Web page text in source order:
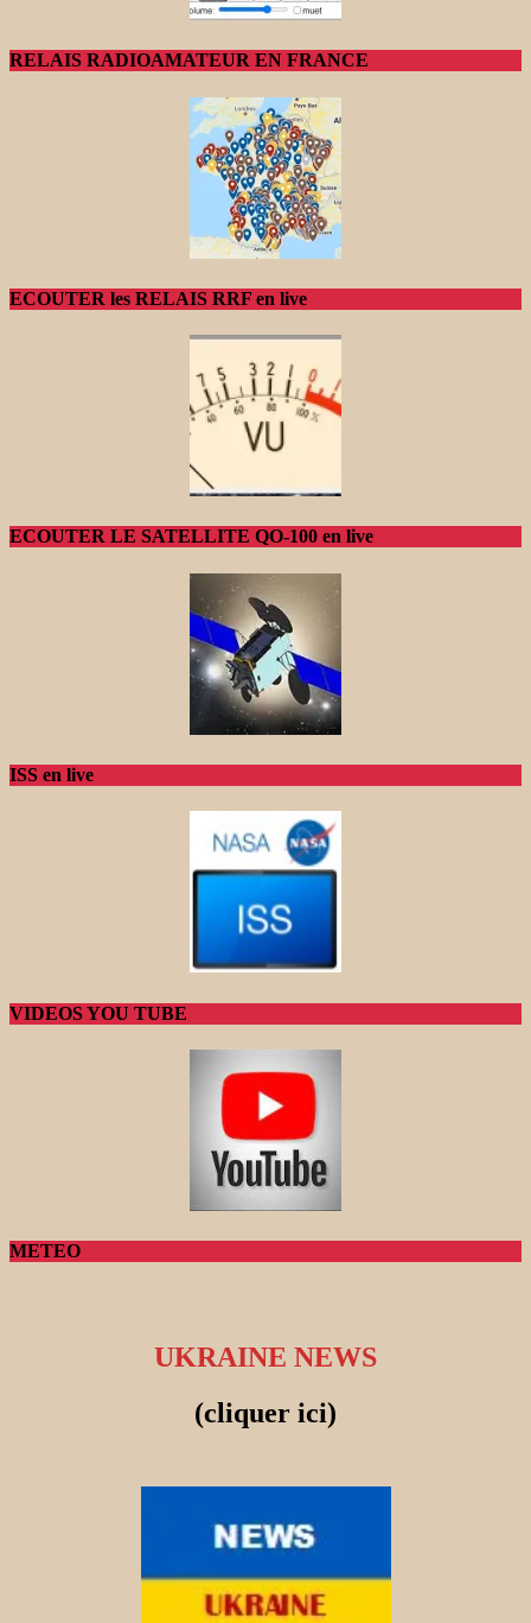
RELAIS RADIOAMATEUR EN FRANCE
ECOUTER les RELAIS RRF en live
ECOUTER LE SATELLITE QO-100 en live
ISS en live
VIDEOS YOU TUBE
METEO
UKRAINE NEWS
(cliquer ici)